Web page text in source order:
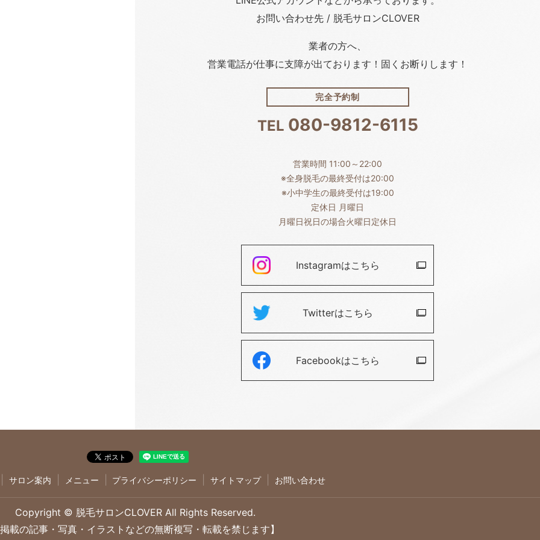
お問い合わせ先 / 脱毛サロンCLOVER
業者の方へ、
営業電話が仕事に支障が出ております！固くお断りします！
完全予約制
TEL 080-9812-6115
営業時間 11:00～22:00
※全身脱毛の最終受付は20:00
※小中学生の最終受付は19:00
定休日 月曜日
月曜日祝日の場合火曜日定休日
Instagramはこちら
Twitterはこちら
Facebookはこちら
サロン案内 メニュー プライバシーポリシー サイトマップ お問い合わせ
Copyright © 脱毛サロンCLOVER All Rights Reserved.
掲載の記事・写真・イラストなどの無断複写・転載を禁じます】